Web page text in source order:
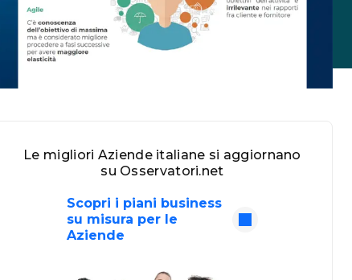
Le migliori Aziende italiane si aggiornano
su Osservatori.net
Scopri i piani business
su misura per le
Aziende